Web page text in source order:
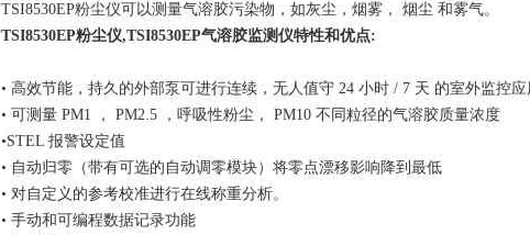
TSI8530EP粉尘仪可以测量气溶胶污染物，如灰尘，烟雾， 烟尘 和雾气。
TSI8530EP粉尘仪,TSI8530EP气溶胶监测仪特性和优点:
• 高效节能，持久的外部泵可进行连续，无人值守 24 小时 / 7 天 的室外监控应
• 可测量 PM1 ， PM2.5 ，呼吸性粉尘， PM10 不同粒径的气溶胶质量浓度
•STEL 报警设定值
• 自动归零（带有可选的自动调零模块）将零点漂移影响降到最低
• 对自定义的参考校准进行在线称重分析。
• 手动和可编程数据记录功能